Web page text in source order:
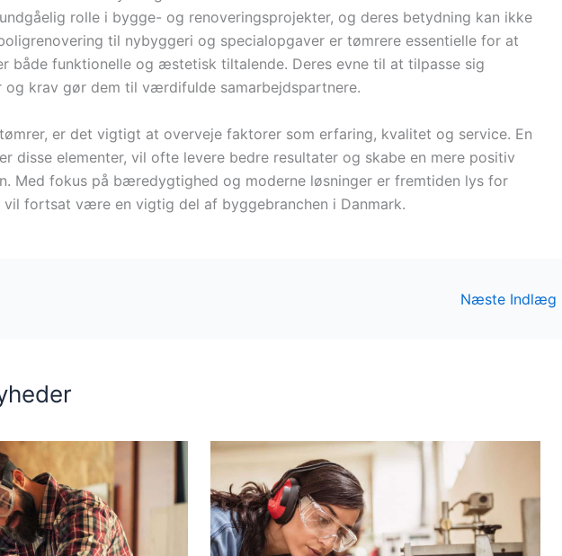
rolle i bygge- og renoveringsprojekter, og deres betydning kan ikke
til nybyggeri og specialopgaver er tømrere essentielle for at
både funktionelle og æstetisk tiltalende. Deres evne til at tilpasse sig
krav gør dem til værdifulde samarbejdspartnere.
er det vigtigt at overveje faktorer som erfaring, kvalitet og service. En
disse elementer, vil ofte levere bedre resultater og skabe en mere positiv
Med fokus på bæredygtighed og moderne løsninger er fremtiden lys for
fortsat være en vigtig del af byggebranchen i Danmark.
Næste Indlæg